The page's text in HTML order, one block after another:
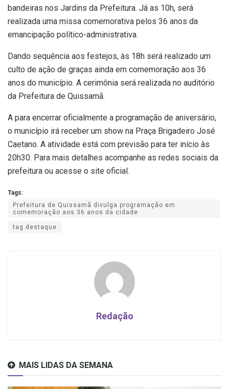
bandeiras nos Jardins da Prefeitura. Já as 10h, será
realizada uma missa comemorativa pelos 36 anos da
emancipação político-administrativa.
Dando sequência aos festejos, às 18h será realizado um
culto de ação de graças ainda em comemoração aos 36
anos do município. A cerimônia será realizada no auditório
da Prefeitura de Quissamã.
A para encerrar oficialmente a programação de aniversário,
o município irá receber um show na Praça Brigadeiro José
Caetano. A atividade está com previsão para ter início às
20h30. Para mais detalhes acompanhe as redes sociais da
prefeitura ou acesse o site oficial.
Tags:
Prefeitura de Quissamã divulga programação em
comemoração aos 36 anos da cidade
tag destaque
Redação
MAIS LIDAS DA SEMANA